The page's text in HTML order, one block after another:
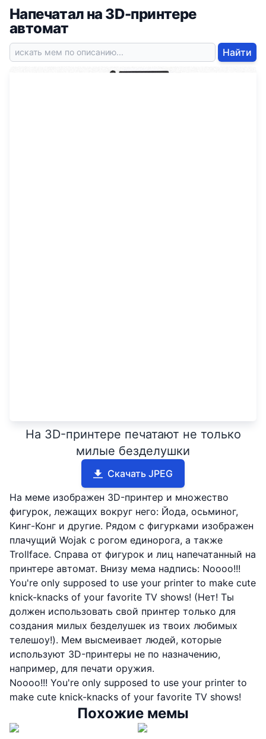
Напечатал на 3D-принтере
автомат
Найти
На 3D-принтере печатают не только
милые безделушки
Скачать JPEG
На меме изображен 3D-принтер и множество
фигурок, лежащих вокруг него: Йода, осьминог,
Кинг-Конг и другие. Рядом с фигурками изображен
плачущий Wojak с рогом единорога, а также
Trollface. Справа от фигурок и лиц напечатанный на
принтере автомат. Внизу мема надпись: Noooo!!!
You're only supposed to use your printer to make cute
knick-knacks of your favorite TV shows! (Нет! Ты
должен использовать свой принтер только для
создания милых безделушек из твоих любимых
телешоу!). Мем высмеивает людей, которые
используют 3D-принтеры не по назначению,
например, для печати оружия.
Noooo!!! You're only supposed to use your printer to
make cute knick-knacks of your favorite TV shows!
Похожие мемы